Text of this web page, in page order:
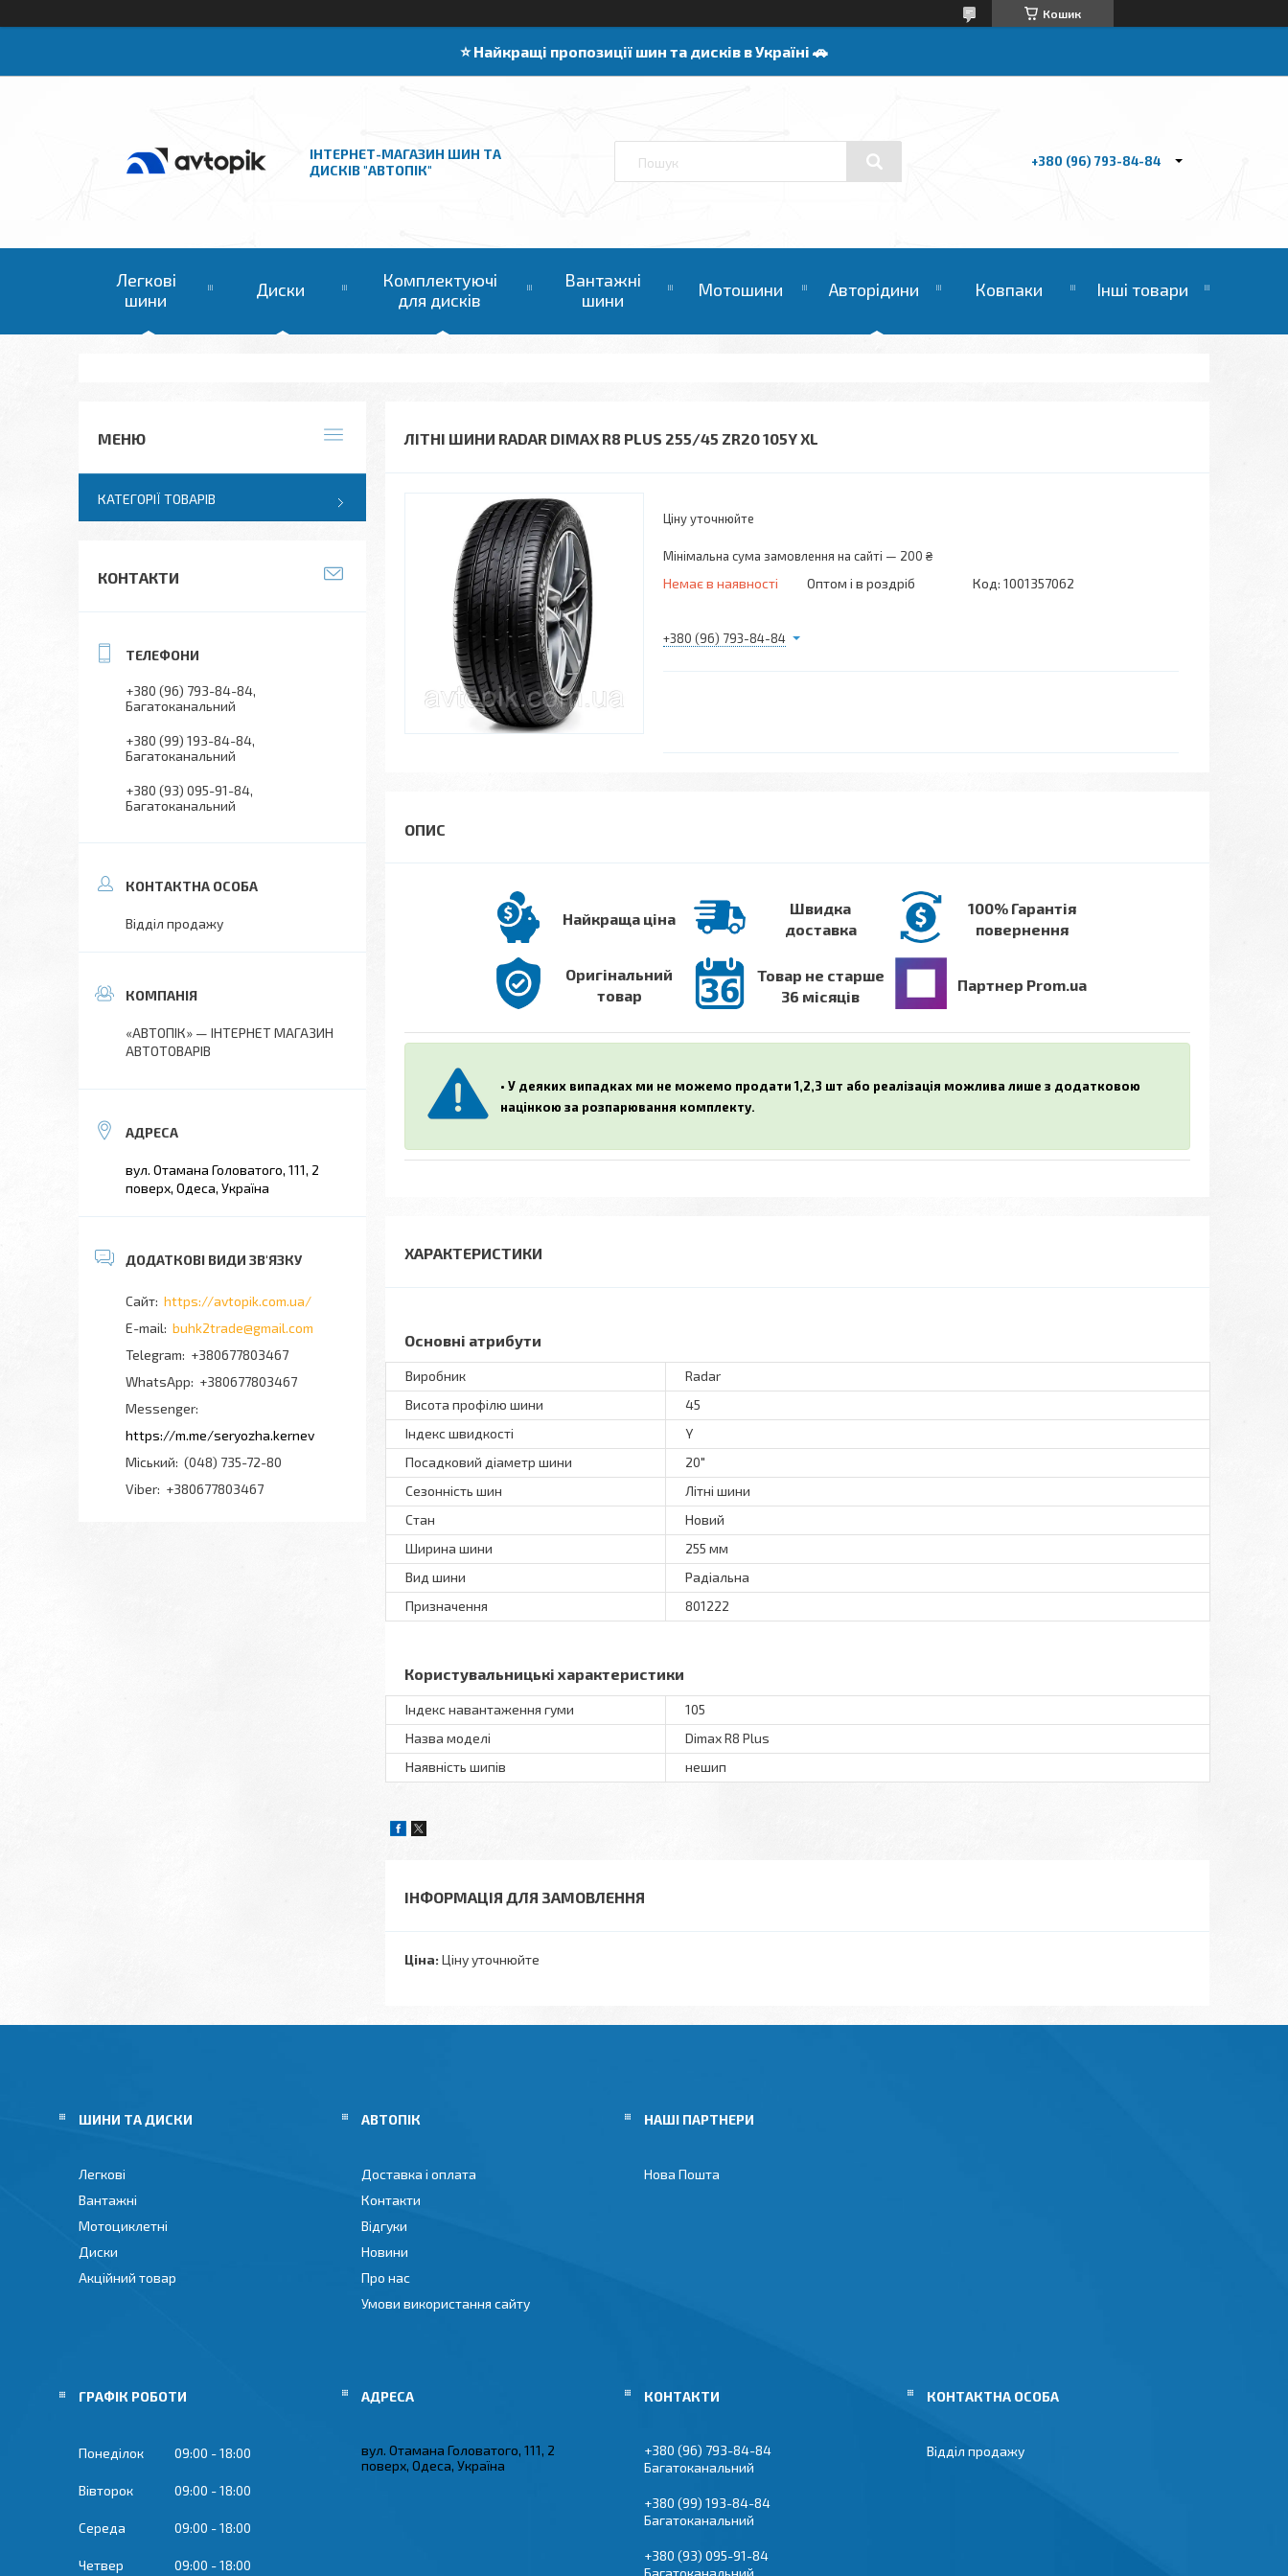
Кошик
⭐️ Найкращі пропозиції шин та дисків в Україні 🚗
ІНТЕРНЕТ-МАГАЗИН ШИН ТА
ДИСКІВ "АВТОПІК"
+380 (96) 793-84-84
Легкові
шини
Диски
Комплектуючі
для дисків
Вантажні
шини
Мотошини Авторідини Ковпаки Інші товари
ЛІТНІ ШИНИ RADAR DIMAX R8 PLUS 255/45 ZR20 105Y XL
Ціну уточнюйте
Мінімальна сума замовлення на сайті — 200 ₴
Немає в наявності Оптом і в роздріб Код: 1001357062
+380 (96) 793-84-84
Найкраща ціна
Швидка
доставка
100% Гарантія
повернення
Оригінальний
товар
Товар не старше
36 місяців
Партнер Prom.ua
• У деяких випадках ми не можемо продати 1,2,3 шт або реалізація можлива лише з додатковою
націнкою за розпарювання комплекту.
ХАРАКТЕРИСТИКИ
Основні атрибути
Виробник
Radar
Висота профілю шини
45
Індекс швидкості
Y
Посадковий діаметр шини
20"
Сезонність шин
Літні шини
Стан
Новий
Ширина шини
255 мм
Вид шини
Радіальна
Призначення
801222
Користувальницькі характеристики
Індекс навантаження гуми
105
Назва моделі
Dimax R8 Plus
Наявність шипів
нешип
ІНФОРМАЦІЯ ДЛЯ ЗАМОВЛЕННЯ
Ціна: Ціну уточнюйте
КАТЕГОРІЇ ТОВАРІВ
КОНТАКТИ
+380 (96) 793-84-84
Багатоканальний
+380 (99) 193-84-84
Багатоканальний
+380 (93) 095-91-84
Багатоканальний
Відділ продажу
«АВТОПІК» — ІНТЕРНЕТ МАГАЗИН
АВТОТОВАРІВ
вул. Отамана Головатого, 111, 2
поверх, Одеса, Україна
https://avtopik.com.ua/
buhk2trade@gmail.com
+380677803467
+380677803467
Messenger
https://m.me/seryozha.kernev
Міський (048) 735-72-80
Viber +380677803467
ШИНИ ТА ДИСКИ
Легкові
Вантажні
Мотоциклетні
Диски
Акційний товар
АВТОПІК
Доставка і оплата
Контакти
Відгуки
Новини
Про нас
Умови використання сайту
НАШІ ПАРТНЕРИ
Нова Пошта
ГРАФІК РОБОТИ
Понеділок 09:00 18:00
Вівторок 09:00 18:00
Середа 09:00 18:00
Четвер 09:00 18:00
вул. Отамана Головатого, 111, 2
поверх, Одеса, Україна
+380 (96) 793-84-84
Багатоканальний
+380 (99) 193-84-84
Багатоканальний
+380 (93) 095-91-84
Багатоканальний
Відділ продажу